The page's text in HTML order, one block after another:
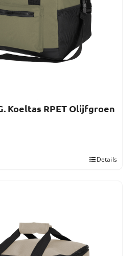
Koeltas RPET Olijfgroen
Details